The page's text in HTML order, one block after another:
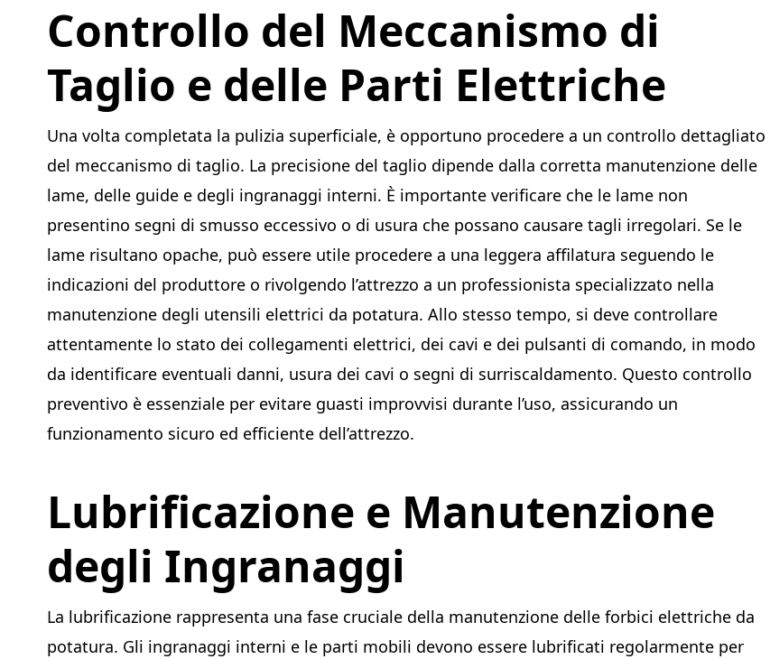
Controllo del Meccanismo di
Taglio e delle Parti Elettriche
Una volta completata la pulizia superficiale, è opportuno procedere a un controllo dettagliato
del meccanismo di taglio. La precisione del taglio dipende dalla corretta manutenzione delle
lame, delle guide e degli ingranaggi interni. È importante verificare che le lame non
presentino segni di smusso eccessivo o di usura che possano causare tagli irregolari. Se le
lame risultano opache, può essere utile procedere a una leggera affilatura seguendo le
indicazioni del produttore o rivolgendo l’attrezzo a un professionista specializzato nella
manutenzione degli utensili elettrici da potatura. Allo stesso tempo, si deve controllare
attentamente lo stato dei collegamenti elettrici, dei cavi e dei pulsanti di comando, in modo
da identificare eventuali danni, usura dei cavi o segni di surriscaldamento. Questo controllo
preventivo è essenziale per evitare guasti improvvisi durante l’uso, assicurando un
funzionamento sicuro ed efficiente dell’attrezzo.
Lubrificazione e Manutenzione
degli Ingranaggi
La lubrificazione rappresenta una fase cruciale della manutenzione delle forbici elettriche da
potatura. Gli ingranaggi interni e le parti mobili devono essere lubrificati regolarmente per